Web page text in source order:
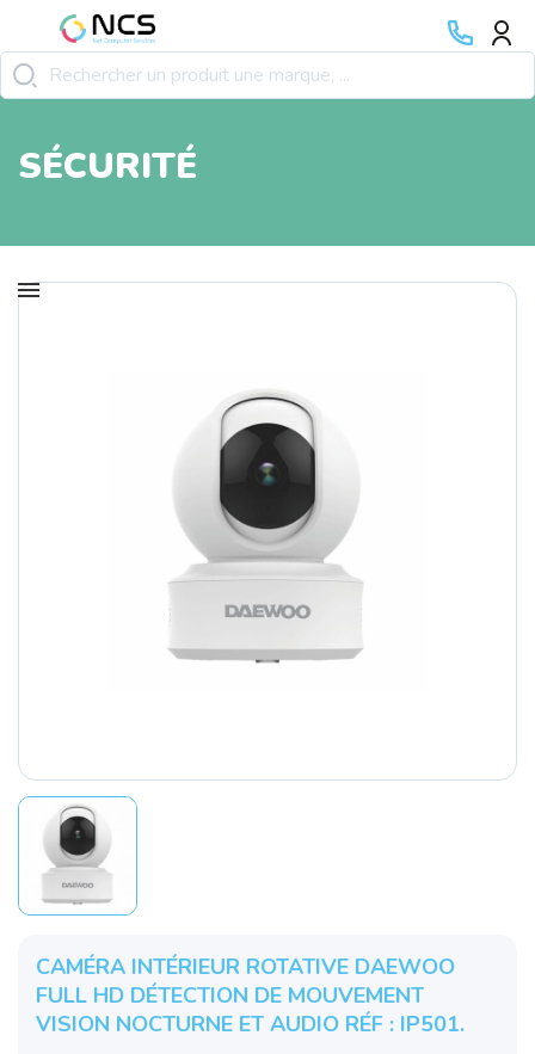
SÉCURITÉ
CAMÉRA INTÉRIEUR ROTATIVE DAEWOO
FULL HD DÉTECTION DE MOUVEMENT
VISION NOCTURNE ET AUDIO RÉF : IP501.